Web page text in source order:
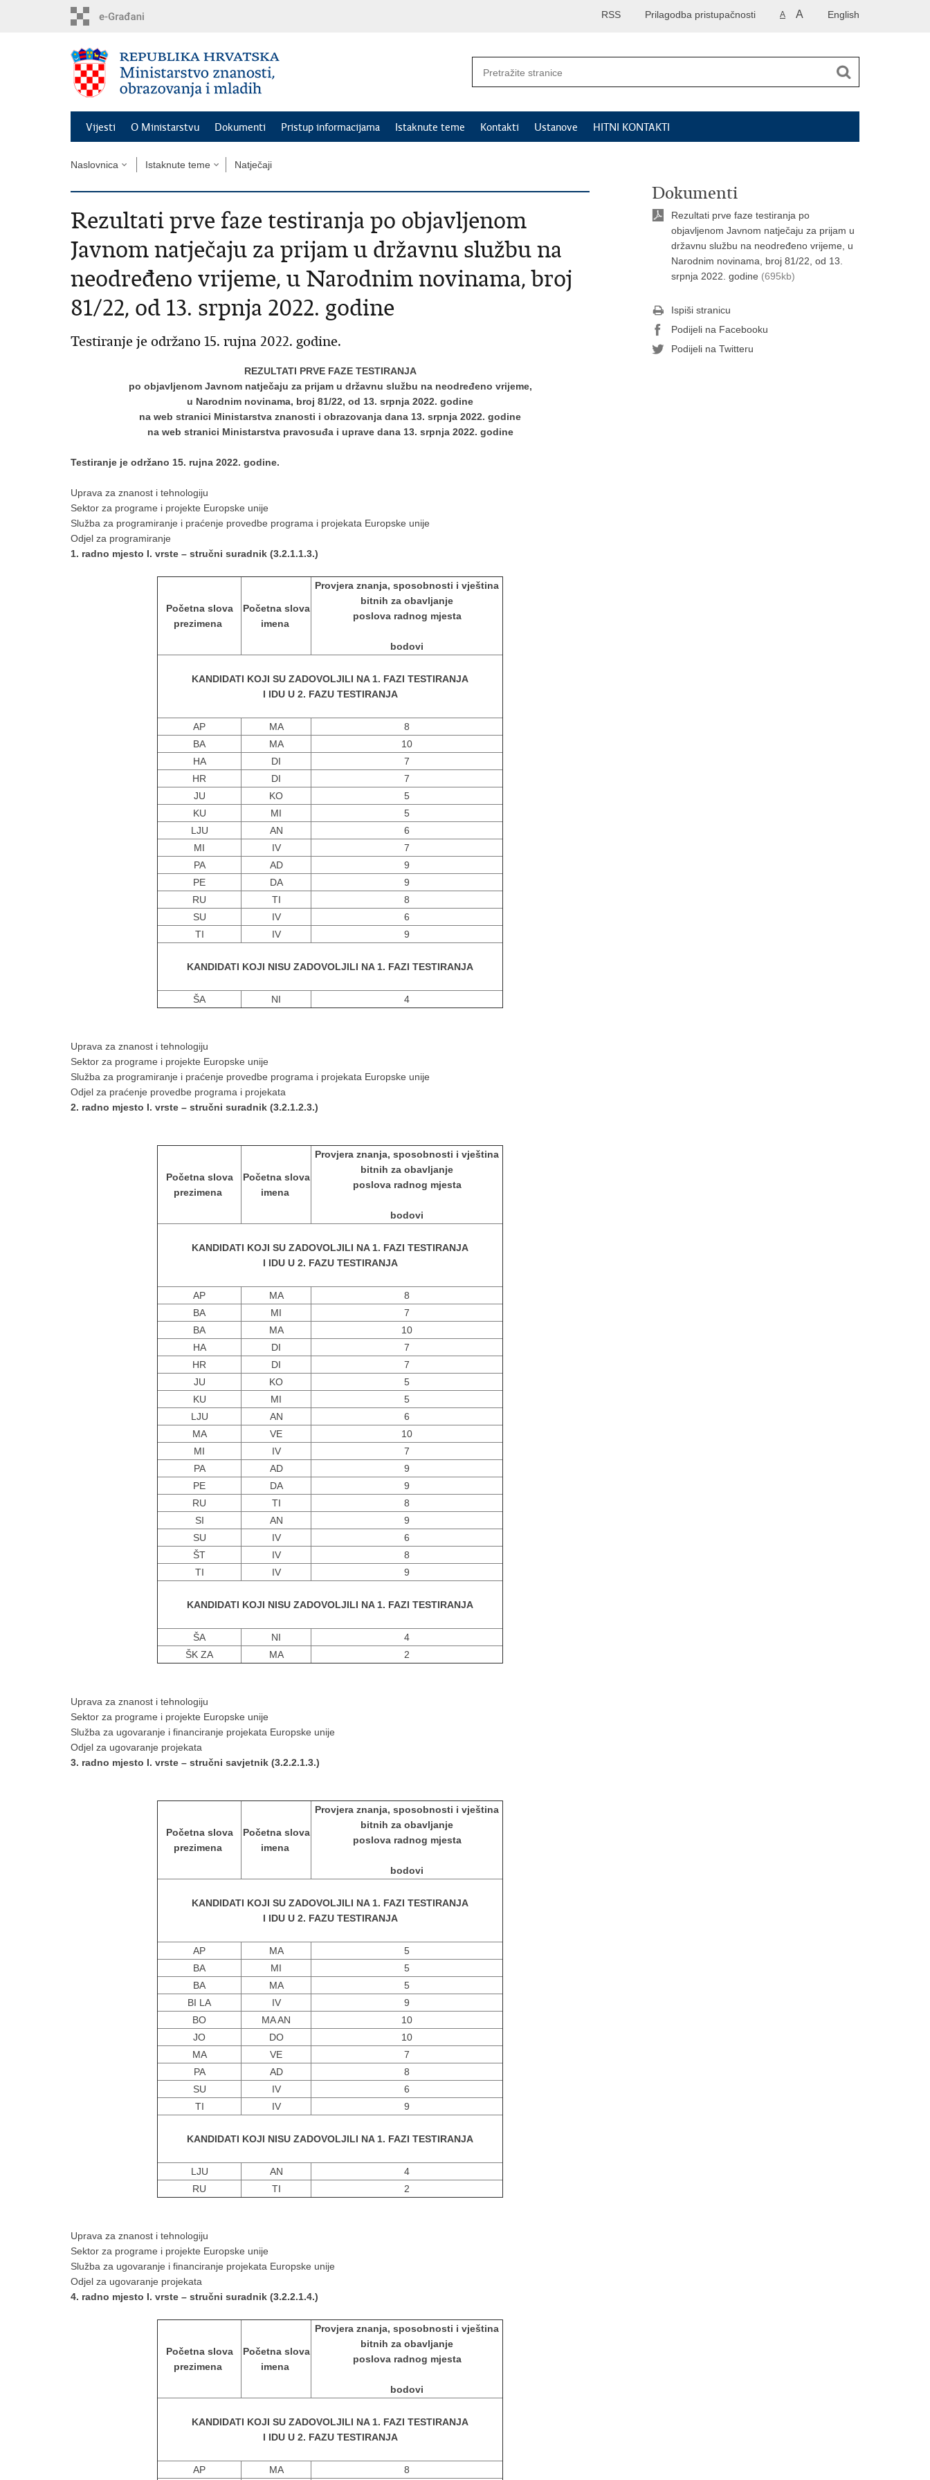
English
A A
Prilagodba pristupačnosti
RSS
Vijesti O Ministarstvu Dokumenti Pristup informacijama Istaknute teme Kontakti Ustanove HITNI KONTAKTI
Naslovnica Istaknute teme Natječaji
Rezultati prve faze testiranja po objavljenom
Javnom natječaju za prijam u državnu službu na
neodređeno vrijeme, u Narodnim novinama, broj
81/22, od 13. srpnja 2022. godine
Testiranje je održano 15. rujna 2022. godine.
REZULTATI PRVE FAZE TESTIRANJA
po objavljenom Javnom natječaju za prijam u državnu službu na neodređeno vrijeme,
u Narodnim novinama, broj 81/22, od 13. srpnja 2022. godine
na web stranici Ministarstva znanosti i obrazovanja dana 13. srpnja 2022. godine
na web stranici Ministarstva pravosuđa i uprave dana 13. srpnja 2022. godine
Testiranje je održano 15. rujna 2022. godine.
Uprava za znanost i tehnologiju
Sektor za programe i projekte Europske unije
Služba za programiranje i praćenje provedbe programa i projekata Europske unije
Odjel za programiranje
1. radno mjesto I. vrste – stručni suradnik (3.2.1.1.3.)
Početna slova
prezimena
Početna slova
imena
Provjera znanja, sposobnosti i vještina
bitnih za obavljanje
poslova radnog mjesta
bodovi
KANDIDATI KOJI SU ZADOVOLJILI NA 1. FAZI TESTIRANJA
I IDU U 2. FAZU TESTIRANJA
AP MA
8
BA
MA
10
HA
DI
7
HR
DI
7
JU
KO
5
KU
MI
5
LJU
AN
6
MI
IV
7
PA
AD
9
PE
DA
9
RU
TI
8
SU
IV
6
TI
IV 9
KANDIDATI KOJI NISU ZADOVOLJILI NA 1. FAZI TESTIRANJA
ŠA NI 4
Uprava za znanost i tehnologiju
Sektor za programe i projekte Europske unije
Služba za programiranje i praćenje provedbe programa i projekata Europske unije
Odjel za praćenje provedbe programa i projekata
2. radno mjesto I. vrste – stručni suradnik (3.2.1.2.3.)
Početna slova
prezimena
Početna slova
imena
Provjera znanja, sposobnosti i vještina
bitnih za obavljanje
poslova radnog mjesta
bodovi
KANDIDATI KOJI SU ZADOVOLJILI NA 1. FAZI TESTIRANJA
I IDU U 2. FAZU TESTIRANJA
AP MA
8
BA
MI
7
BA
MA
10
HA
DI
7
HR
DI
7
JU
KO
5
KU
MI
5
LJU
AN
6
MA
VE
10
MI
IV
7
PA
AD
9
PE
DA
9
RU
TI
8
SI
AN
9
SU
IV
6
ŠT
IV
8
TI
IV 9
KANDIDATI KOJI NISU ZADOVOLJILI NA 1. FAZI TESTIRANJA
ŠA NI
4
ŠK ZA
MA 2
Uprava za znanost i tehnologiju
Sektor za programe i projekte Europske unije
Služba za ugovaranje i financiranje projekata Europske unije
Odjel za ugovaranje projekata
3. radno mjesto I. vrste – stručni savjetnik (3.2.2.1.3.)
Početna slova
prezimena
Početna slova
imena
Provjera znanja, sposobnosti i vještina
bitnih za obavljanje
poslova radnog mjesta
bodovi
KANDIDATI KOJI SU ZADOVOLJILI NA 1. FAZI TESTIRANJA
I IDU U 2. FAZU TESTIRANJA
AP MA
5
BA
MI
5
BA
MA
5
BI LA
IV
9
BO
MA AN
10
JO
DO
10
MA
VE
7
PA
AD
8
SU
IV
6
TI
IV 9
KANDIDATI KOJI NISU ZADOVOLJILI NA 1. FAZI TESTIRANJA
LJU AN
4
RU
TI 2
Uprava za znanost i tehnologiju
Sektor za programe i projekte Europske unije
Služba za ugovaranje i financiranje projekata Europske unije
Odjel za ugovaranje projekata
4. radno mjesto I. vrste – stručni suradnik (3.2.2.1.4.)
Početna slova
prezimena
Početna slova
imena
Provjera znanja, sposobnosti i vještina
bitnih za obavljanje
poslova radnog mjesta
bodovi
KANDIDATI KOJI SU ZADOVOLJILI NA 1. FAZI TESTIRANJA
I IDU U 2. FAZU TESTIRANJA
AP MA 8
Dokumenti
Rezultati prve faze testiranja po
objavljenom Javnom natječaju za prijam u
državnu službu na neodređeno vrijeme, u
Narodnim novinama, broj 81/22, od 13.
srpnja 2022. godine (695kb)
Ispiši stranicu
Podijeli na Facebooku
Podijeli na Twitteru